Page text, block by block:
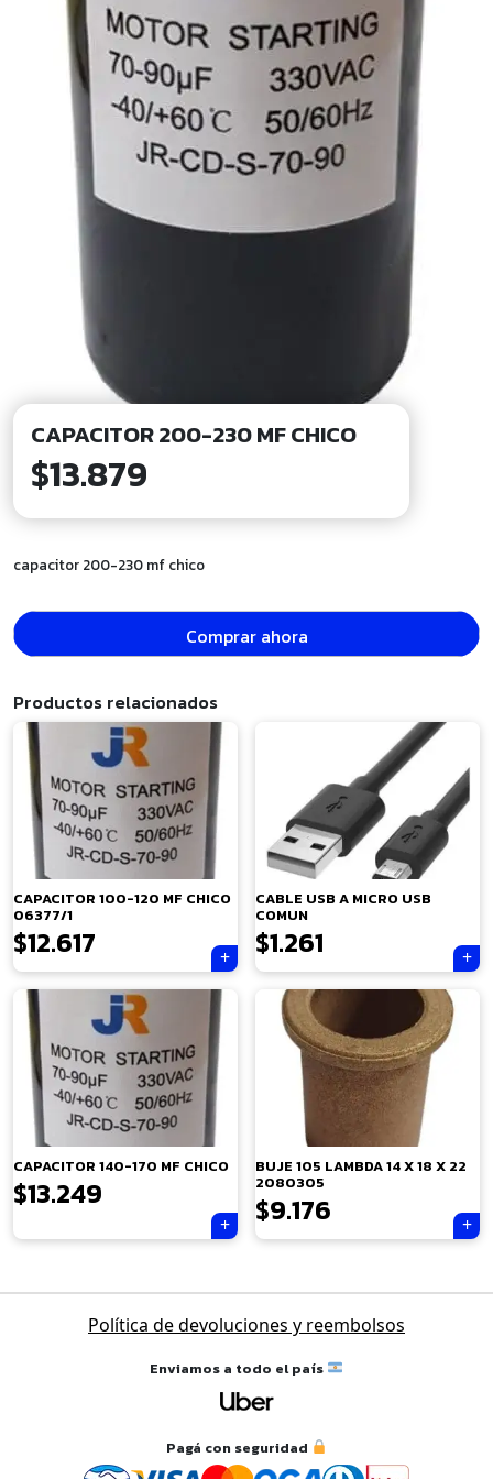
CAPACITOR 200-230 MF CHICO
$13.879
capacitor 200-230 mf chico
Comprar ahora
Productos relacionados
CAPACITOR 100-120 MF CHICO
06377/1
$12.617
CABLE USB A MICRO USB
COMUN
$1.261
CAPACITOR 140-170 MF CHICO
$13.249
BUJE 105 LAMBDA 14 X 18 X 22
2080305
$9.176
NavegaciónPolítica de devoluciones y reembolsos
Enviamos a todo el país
Pagá con seguridad
Tu carrito está vacío.
automáticamente.